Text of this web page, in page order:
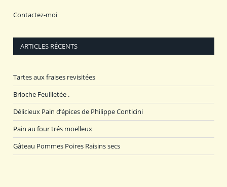
Contactez-moi
ARTICLES RÉCENTS
Tartes aux fraises revisitées
Brioche Feuilletée .
Délicieux Pain d’épices de Philippe Conticini
Pain au four trés moelleux
Gâteau Pommes Poires Raisins secs